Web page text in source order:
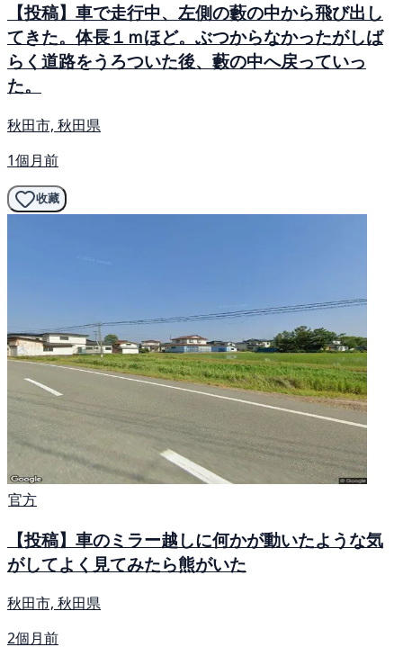
【投稿】車で走行中、左側の藪の中から飛び出し
てきた。体長１ｍほど。ぶつからなかったがしば
らく道路をうろついた後、藪の中へ戻っていっ
た。
秋田市, 秋田県
1個月前
收藏
官方
【投稿】車のミラー越しに何かが動いたような気
がしてよく見てみたら熊がいた
秋田市, 秋田県
2個月前